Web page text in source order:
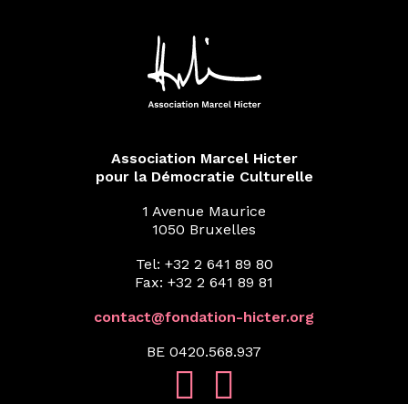
Association Marcel Hicter
pour la Démocratie Culturelle
1 Avenue Maurice
1050 Bruxelles
Tel: +32 2 641 89 80
Fax: +32 2 641 89 81
contact@fondation-hicter.org
BE 0420.568.937